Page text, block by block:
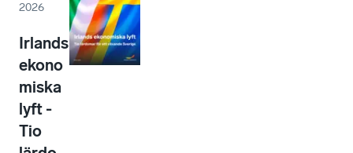
2026
Irlands
ekono
miska
lyft -
Tio